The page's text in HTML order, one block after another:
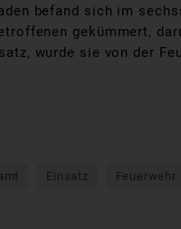
befand sich im
gekümmert,
wurde sie von der
Einsatz Feuerwehr